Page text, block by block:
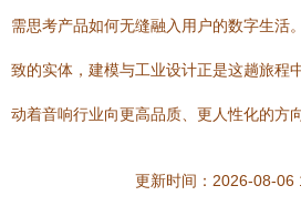
需思考产品如何无缝融入用户的数字生活
致的实体，建模与工业设计正是这趟旅程
动着音响行业向更高品质、更人性化的方
更新时间：2026-08-06